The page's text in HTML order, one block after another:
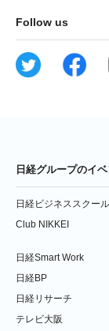
Follow us
日経グループのイ
日経ビジネススクール
Club NIKKEI
日経Smart Work
日経BP
日経リサーチ
テレビ大阪